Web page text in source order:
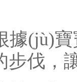
據(jù)
伐，